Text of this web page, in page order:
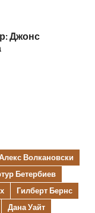
Джонс
Волкановски
Бетербиев
Гилберт Бернс
Дана Уайт